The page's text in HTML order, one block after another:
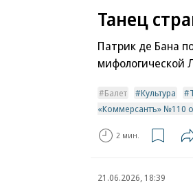
Танец
Патрик де Бана
мифологической
Балет Культура
«Коммерсантъ» №110
2 мин.
21.06.2026, 18:39